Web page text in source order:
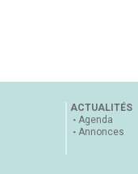
ACTUALITÉS
Agenda
Annonces